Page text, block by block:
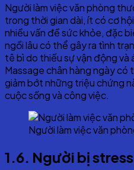
Người làm việc văn phòng
trong thời gian dài, ít có cơ
nhiều vấn đề sức khỏe, đặc
ngồi lâu có thể gây ra tình
tê bì do thiếu sự vận động và
Massage chân hàng ngày có
giảm bớt những triệu chứng
cuộc sống và công việc.
Người làm việc văn
1.6. Người bị